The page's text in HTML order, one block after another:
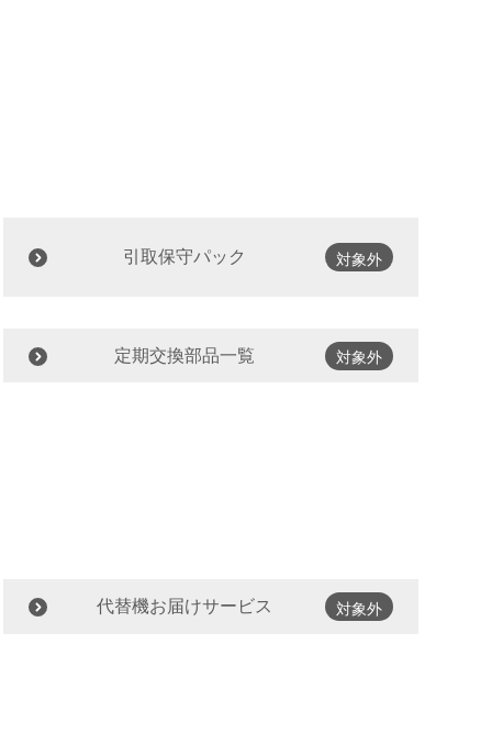
引取保守パック 対象外
定期交換部品一覧 対象外
代替機お届けサービス 対象外